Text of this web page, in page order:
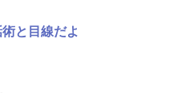
と目線だよ